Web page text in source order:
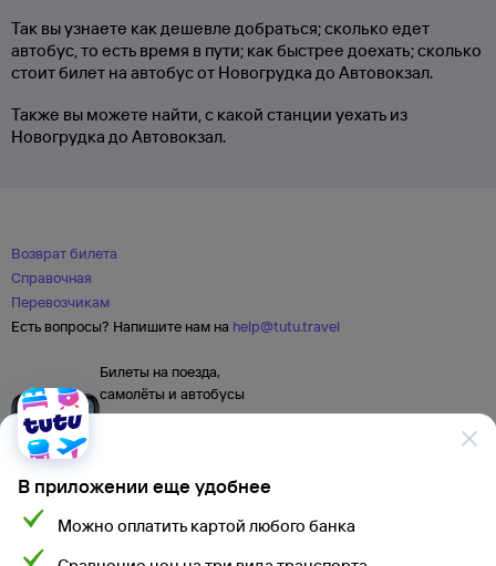
Так вы узнаете как дешевле добраться; сколько едет
автобус, то есть время в пути; как быстрее доехать; сколько
стоит билет на автобус от Новогрудка до Автовокзал.
Также вы можете найти, с какой станции уехать из
Новогрудка до Автовокзал.
В приложении еще удобнее
Можно оплатить картой любого банка
Возврат билета
Справочная
Перевозчикам
Есть вопросы? Напишите нам на help@tutu.travel
Билеты на поезда,
самолёты и автобусы